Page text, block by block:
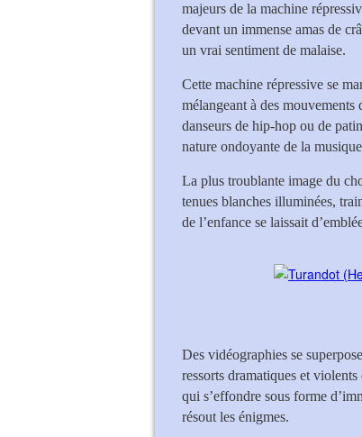
majeurs de la machine
devant un immense amas de
un vrai sentiment de malaise.
Cette machine répressive se
mélangeant à des
danseurs de hip-hop ou de
nature ondoyante de la
La plus troublante image du
tenues blanches illuminées,
de l’enfance se laissait
Des vidéographies se
ressorts dramatiques et
qui s’effondre sous forme
résout les énigmes.